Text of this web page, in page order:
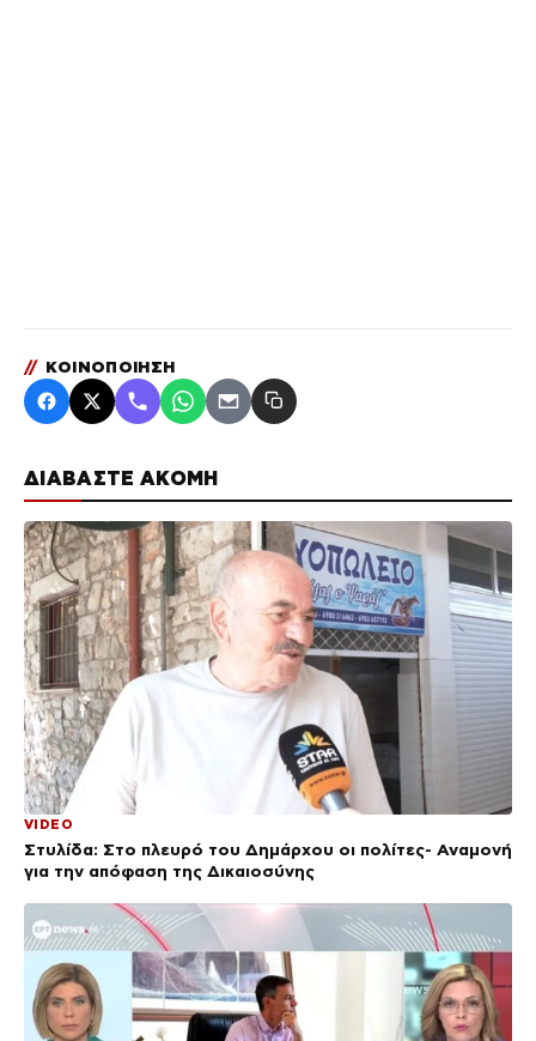
ΔΙΑΒΑΣΤΕ ΑΚΟΜΗ
VIDEO
Στυλίδα: Στο πλευρό του Δημάρχου οι πολίτες- Αναμονή
για την απόφαση της Δικαιοσύνης
// ΚΟΙΝΟΠΟΙΗΣΗ